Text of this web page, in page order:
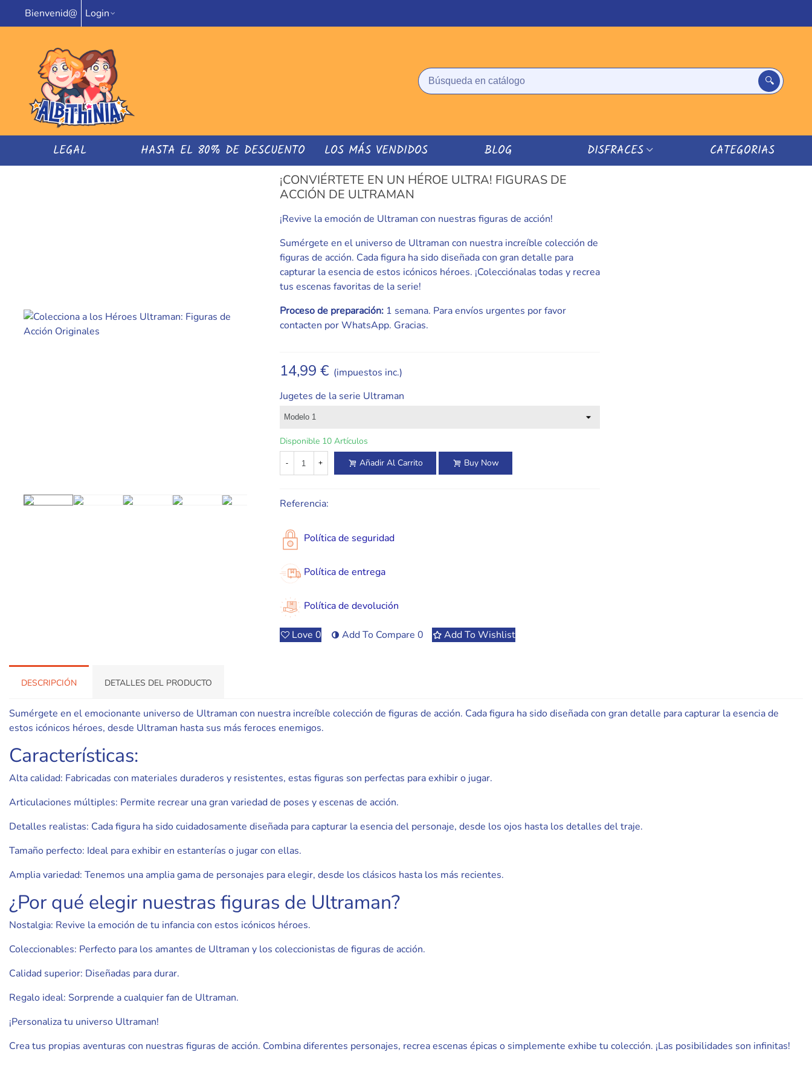
Bienvenid@ Login
LEGAL HASTA EL 80% DE DESCUENTO LOS MÁS VENDIDOS BLOG DISFRACES CATEGORIAS
¡CONVIÉRTETE EN UN HÉROE ULTRA! FIGURAS DE
ACCIÓN DE ULTRAMAN
¡Revive la emoción de Ultraman con nuestras figuras de acción!
Sumérgete en el universo de Ultraman con nuestra increíble colección de
figuras de acción. Cada figura ha sido diseñada con gran detalle para
capturar la esencia de estos icónicos héroes. ¡Colecciónalas todas y recrea
tus escenas favoritas de la serie!
Proceso de preparación:1 semana. Para envíos urgentes por favor
contacten por WhatsApp. Gracias.
14,99 € (impuestos inc.)
Jugetes de la serie Ultraman
Disponible 10 Artículos
- + Añadir Al Carrito Buy Now
Referencia:
Política de seguridad
Política de entrega
Política de devolución
Love 0 Add To Compare 0 Add To Wishlist
DESCRIPCIÓN DETALLES DEL PRODUCTO
Sumérgete en el emocionante universo de Ultraman con nuestra increíble colección de figuras de acción. Cada figura ha sido diseñada con gran detalle para capturar la esencia de
estos icónicos héroes, desde Ultraman hasta sus más feroces enemigos.
Características:
Alta calidad: Fabricadas con materiales duraderos y resistentes, estas figuras son perfectas para exhibir o jugar.
Articulaciones múltiples: Permite recrear una gran variedad de poses y escenas de acción.
Detalles realistas: Cada figura ha sido cuidadosamente diseñada para capturar la esencia del personaje, desde los ojos hasta los detalles del traje.
Tamaño perfecto: Ideal para exhibir en estanterías o jugar con ellas.
Amplia variedad: Tenemos una amplia gama de personajes para elegir, desde los clásicos hasta los más recientes.
¿Por qué elegir nuestras figuras de Ultraman?
Nostalgia: Revive la emoción de tu infancia con estos icónicos héroes.
Coleccionables: Perfecto para los amantes de Ultraman y los coleccionistas de figuras de acción.
Calidad superior: Diseñadas para durar.
Regalo ideal: Sorprende a cualquier fan de Ultraman.
¡Personaliza tu universo Ultraman!
Crea tus propias aventuras con nuestras figuras de acción. Combina diferentes personajes, recrea escenas épicas o simplemente exhibe tu colección. ¡Las posibilidades son infinitas!